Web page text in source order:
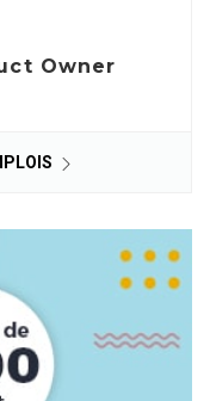
Owner